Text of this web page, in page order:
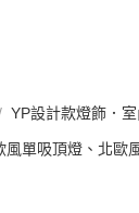
YP設計款燈飾．
風單吸頂燈、北歐